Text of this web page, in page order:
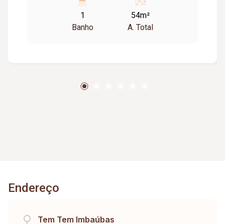
empreendimento recebe fluxo diário de mais de
150 mil pessoas e 35 mil veículos em um raio
de 1 km, garantindo alta visibilidade para o seu
1
Banho
54m²
A. Total
Endereço
Tem Tem Imbaúbas